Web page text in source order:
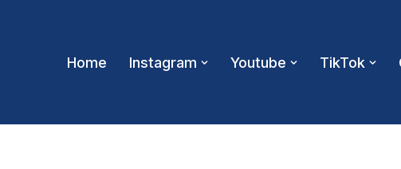
Home Instagram Youtube TikTok